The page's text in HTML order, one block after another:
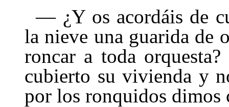
— ¿Y os acordáis de
la nieve una guarida de
roncar a toda
cubierto su vivienda y
por los ronquidos dimos